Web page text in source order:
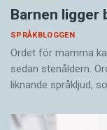
Barnen ligger
SPRÅKBLOGGEN
Ordet för mamma
sedan stenåldern.
liknande språkljud,